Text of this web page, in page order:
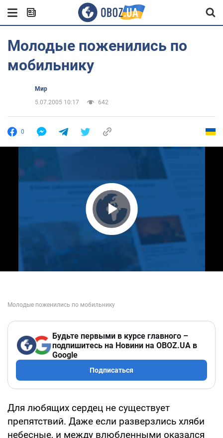
Молодые поженились по
мобильнику
Мир
5.07.2005 10:17
642
0
Play Video
Будьте первыми в курсе главного –
подпишитесь на Новини на OBOZ.UA в
Google
Подписаться
Для любящих сердец не существует
препятствий. Даже если разверзлись хляби
небесные, и между влюбленными оказался